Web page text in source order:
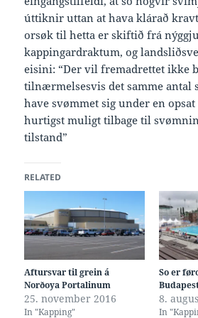
úttiknir uttan at hava klárað
orsøk til hetta er skiftið frá
kappingardraktum, og
eisini: “Der vil fremadrettet ikke
tilnærmelsesvis det samme antal
have svømmet sig under en
hurtigst muligt tilbage til
tilstand”
RELATED
Aftursvar til grein á
Norðoya Portalinum
25. november 2016
In "Kapping"
So er
8.
In